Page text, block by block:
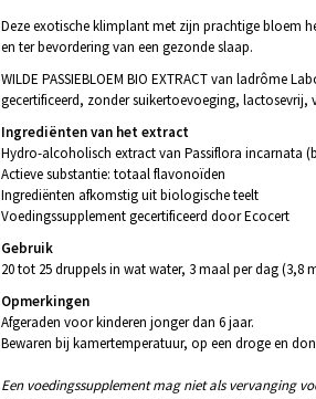
Deze exotische klimplant met zijn prachtige bloem
en ter bevordering van een gezonde slaap.
WILDE PASSIEBLOEM BIO EXTRACT van
gecertificeerd, zonder suikertoevoeging, lactosevrij,
Ingrediëntenvan het extract
Hydro-alcoholisch extract van Passiflora incarnata
Actieve substantie: totaal flavonoïden
Ingrediënten afkomstig uit biologische teelt
Voedingssupplement gecertificeerd door Ecocert
Gebruik
20 tot 25 druppels in wat water, 3 maal per dag (3,8
Opmerkingen
Afgeraden voor kinderen jonger dan 6 jaar.
Bewaren bij kamertemperatuur, op een droge en
Een voedingssupplement mag niet als vervanging